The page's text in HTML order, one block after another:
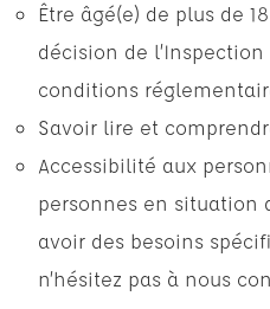
Être âgé(e) de plus de
décision de l’Inspection
conditions
Savoir lire et
Accessibilité aux
personnes en situation
avoir des besoins
n’hésitez pas à nous